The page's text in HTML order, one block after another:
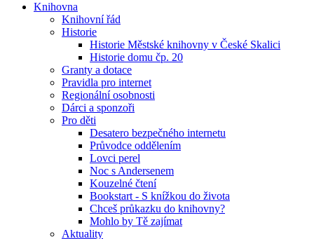
Knihovna
Knihovní řád
Historie
Historie Městské knihovny v České Skalici
Historie domu čp. 20
Granty a dotace
Pravidla pro internet
Regionální osobnosti
Dárci a sponzoři
Pro děti
Desatero bezpečného internetu
Průvodce oddělením
Lovci perel
Noc s Andersenem
Kouzelné čtení
Bookstart - S knížkou do života
Chceš průkazku do knihovny?
Mohlo by Tě zajímat
Aktuality